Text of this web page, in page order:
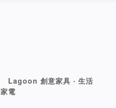
Lagoon 創意家具 ‧ 生活
家電